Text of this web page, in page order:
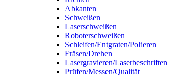
Abkanten
Schweißen
Laserschweißen
Roboterschweißen
Schleifen/Entgraten/Polieren
Fräsen/Drehen
Lasergravieren/Laserbeschriften
Prüfen/Messen/Qualität